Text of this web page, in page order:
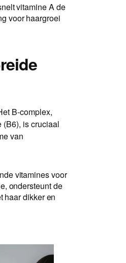
vitamine A de
voor haargroei
B-complex,
is cruciaal
van
vitamines voor
ondersteunt de
haar dikker en